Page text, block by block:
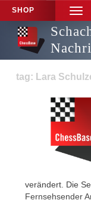
SHOP
tag: Lara
verändert. Die
Fernsehsender